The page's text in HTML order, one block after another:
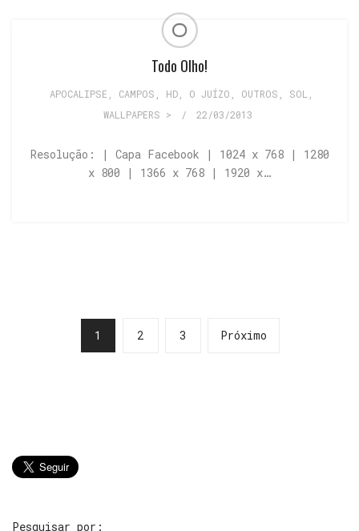
Todo Olho!
APOCALIPSE CAMPOS HD O JUÍZO OUTROS SOL
WALLPAPERS >
/ 22/03/2013
Resolução: | Capa Facebook | 1024 x 768 | 1280
x 800 | 1366 x 768 | 1920 x…
1 2 3 Próximo
Pesquisar por: